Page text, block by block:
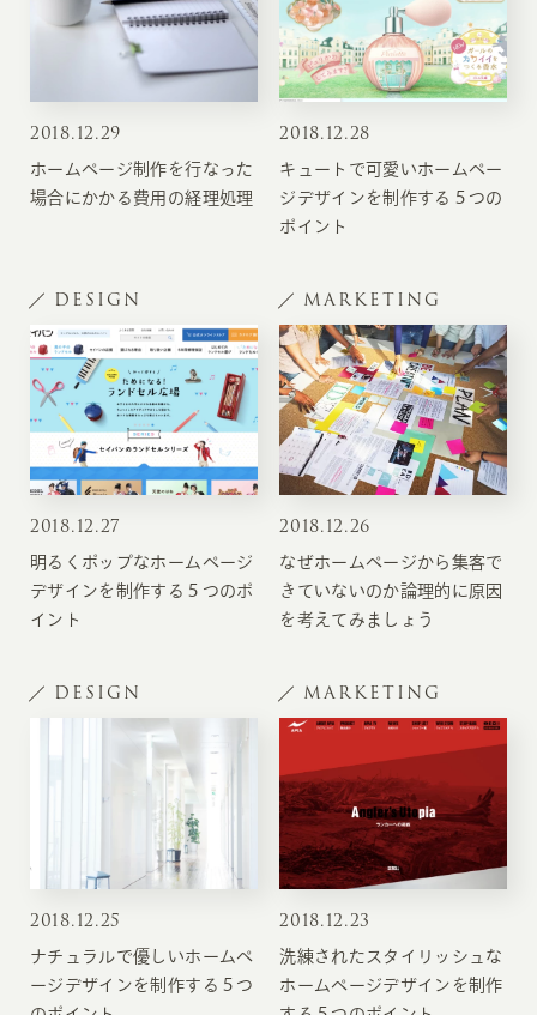
2018.12.29
ホームページ制作を行なった
場合にかかる費用の経理処理
2018.12.28
キュートで可愛いホームペー
ジデザインを制作する５つの
ポイント
DESIGN
2018.12.27
明るくポップなホームページ
デザインを制作する５つのポ
イント
MARKETING
2018.12.26
なぜホームページから集客で
きていないのか論理的に原因
を考えてみましょう
DESIGN
2018.12.25
ナチュラルで優しいホームペ
ージデザインを制作する５つ
MARKETING
2018.12.23
洗練されたスタイリッシュな
ホームページデザインを制作